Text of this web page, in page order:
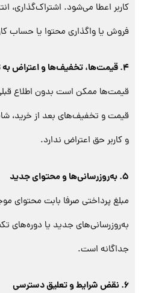
کاربر اعطا می‌شود. اشتراک‌گذاری،
فروش یا واگذاری محتوا یا حساب
4. قیمت‌ها، تخفیف‌ها و اعتراض به تغییر قیمت
قیمت‌ها ممکن است بدون اطلاع
قیمت و تخفیف‌های بعد از خرید،
و کاربر حق اعتراض ندارد.
5. به‌روزرسانی‌ها و محتوای جدید
مبلغ پرداختی صرفا بابت محتوای
به‌روزرسانی‌های جدید یا دوره‌های
جداگانه است.
6. نقض شرایط و تعلیق دسترسی